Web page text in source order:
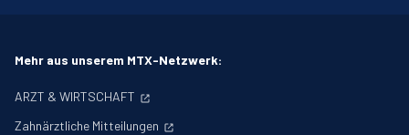
Mehr aus unserem MTX-Netzwerk:
ARZT & WIRTSCHAFT
Zahnärztliche Mitteilungen